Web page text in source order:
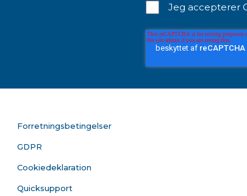
Jeg accepterer
Forretningsbetingelser
GDPR
Cookiedeklaration
Quicksupport